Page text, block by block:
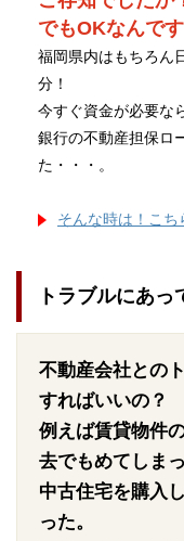
でもOKなんです
福岡県内はもちろん
分！
今すぐ資金が必要な
銀行の不動産担保ロ
た・・・。
そんな時は！こち
トラブルにあ
不動産会社との
すればいいの？
例えば賃貸物件
去でもめてしまっ
中古住宅を購入
った。